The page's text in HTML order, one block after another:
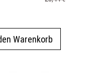
Warenkorb